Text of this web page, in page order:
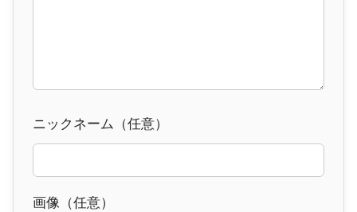
ニックネーム（任意）
画像（任意）